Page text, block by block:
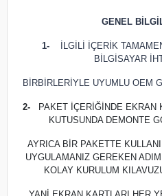
GENEL
1-
İLGİLİ İÇERİK
BİLGİSAYAR
BİRBİRLERİYLE UYUMLU OEM
2-
PAKET İÇERİĞİNDE EKRAN
KUTUSUNDA DEMONTE
AYRICA BİR PAKETTE
UYGULAMANIZ GEREKEN
KOLAY KURULUM